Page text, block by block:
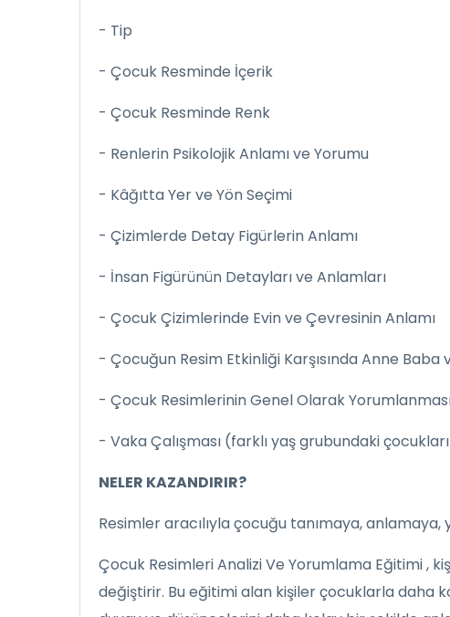
- Tip
- Çocuk Resminde İçerik
- Çocuk Resminde Renk
- Renlerin Psikolojik Anlamı ve Yorumu
- Kâğıtta Yer ve Yön Seçimi
- Çizimlerde Detay Figürlerin Anlamı
- İnsan Figürünün Detayları ve Anlamları
- Çocuk Çizimlerinde Evin ve Çevresinin Anlamı
- Çocuğun Resim Etkinliği Karşısında Anne Baba
- Çocuk Resimlerinin Genel Olarak
- Vaka Çalışması (farklı yaş grubundaki
NELER KAZANDIRIR?
Resimler aracılıyla çocuğu tanımaya,
Çocuk Resimleri Analizi Ve Yorumlama Eğitimi ,
değiştirir. Bu eğitimi alan kişiler çocuklarla daha